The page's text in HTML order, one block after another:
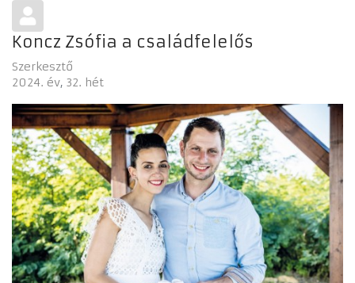
Koncz Zsófia a családfelelős
Szerkesztő
2024. év 32. hét